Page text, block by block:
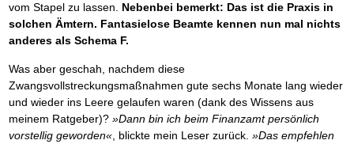
vom Stapel zu lassen. Nebenbei bemerkt: Das ist die Praxis in
solchen Ämtern. Fantasielose Beamte kennen nun mal nichts
anderes als Schema F.
Was aber geschah, nachdem diese
Zwangsvollstreckungsmaßnahmen gute sechs Monate lang wieder
und wieder ins Leere gelaufen waren (dank des Wissens aus
meinem Ratgeber)? »Dann bin ich beim Finanzamt persönlich
vorstellig geworden«, blickte mein Leser zurück. »Das empfehlen